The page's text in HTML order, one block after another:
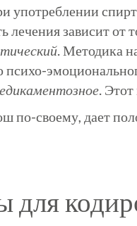
употреблении
лечения зависит от
. Методика
психо-
.
по-своему, дает
для